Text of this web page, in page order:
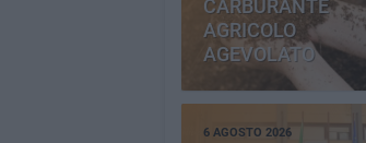
CARBURANTE
AGRICOLO
AGEVOLATO
6 AGOSTO 2026